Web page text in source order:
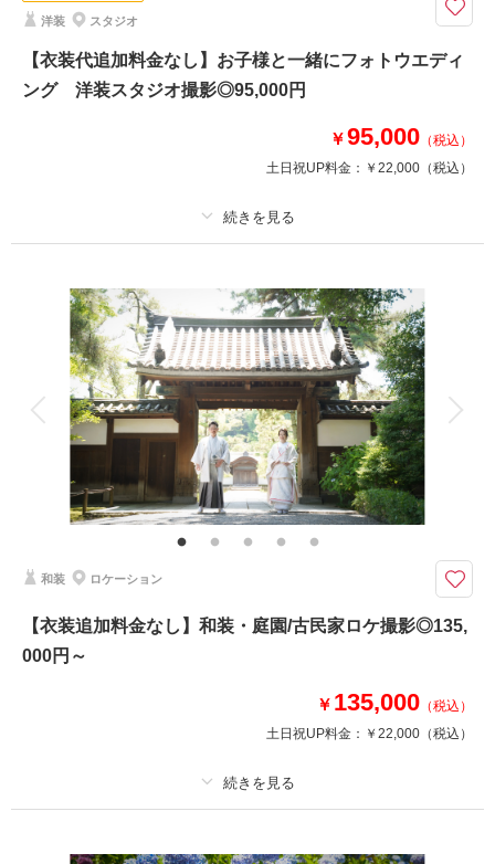
夫婦から家族になる瞬間を残す マタニティウェディング
●プラン詳細
・ドレス、タキシード
・事前試着OK
相談予約する
来店・オンライン
撮影日の空き
を確認する
洋装 スタジオ
【衣装代追加料金なし】お子様と一緒にフォトウエディ
ング 洋装スタジオ撮影◎95,000円
￥95,000 （税込）
土日祝UP料金： ￥22,000 （税込）
撮影料 新婦衣装1着 新郎衣装1着
着付け ヘアメイク 小物一式
アルバム データ 100 カット 台紙付写真
衣装追加 挙式
家族と撮影 家族用衣装レンタル ペットと撮影
その他含むもの
新郎ヘアセット・撮影アテンド・ワイシャツ・靴・パンプス・ブーケ・ブー
トニア・アクセサリー・ティアラ【撮影に必要なアイテムはすべて揃ってお
りますので当日は手ぶらでご来店ください。】
ふたりの大切な記念日を、家族みんなの思い出に
●プラン詳細
・事前試着
・ドレス、タキシード
相談予約する 撮影日の空き
和装 ロケーション
【衣装追加料金なし】和装・庭園/古民家ロケ撮影◎135,
000円～
￥ 135,000 （税込）
土日祝UP料金： ￥22,000 （税込）